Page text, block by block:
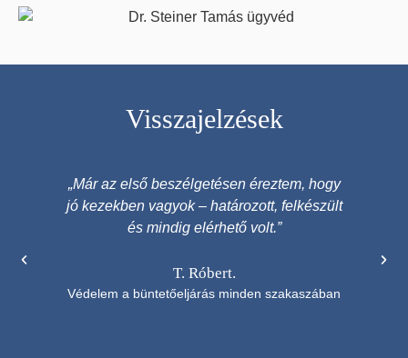
Visszajelzések
„Már az első beszélgetésen éreztem, hogy
jó kezekben vagyok – határozott, felkészült
és mindig elérhető volt.”
T. Róbert.
Védelem a büntetőeljárás minden szakaszában